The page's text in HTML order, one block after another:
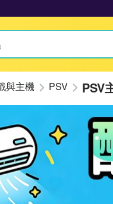
與主機 PSV PSV